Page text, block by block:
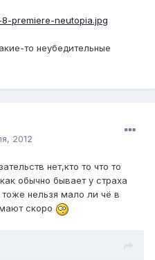
то неубедительные
2012
нет,кто то что то
обычно бывает у страха
тоже нельзя мало ли чё в
скоро